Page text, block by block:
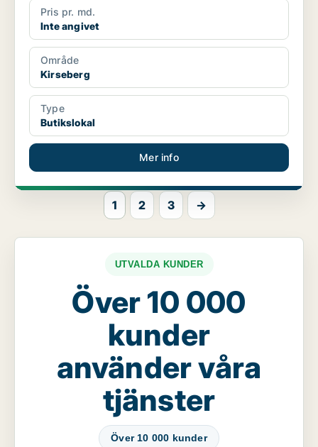
Pris pr. md.
Inte angivet
Område
Kirseberg
Type
Butikslokal
Mer info
1 2 3 →
UTVALDA KUNDER
Över 10 000
kunder
använder våra
tjänster
Över 10 000 kunder